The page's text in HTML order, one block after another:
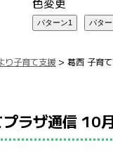
り子育て支援 >葛西 子育
ラザ通信 10